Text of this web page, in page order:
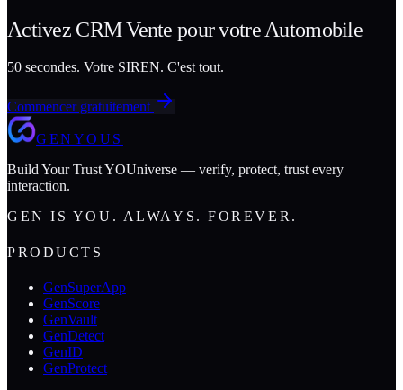
Activez CRM Vente pour votre Automobile
50 secondes. Votre SIREN. C'est tout.
Commencer gratuitement
GENYOUS
Build Your Trust YOUniverse — verify, protect, trust every
interaction.
GEN IS YOU. ALWAYS. FOREVER.
PRODUCTS
GenSuperApp
GenScore
GenVault
GenDetect
GenID
GenProtect